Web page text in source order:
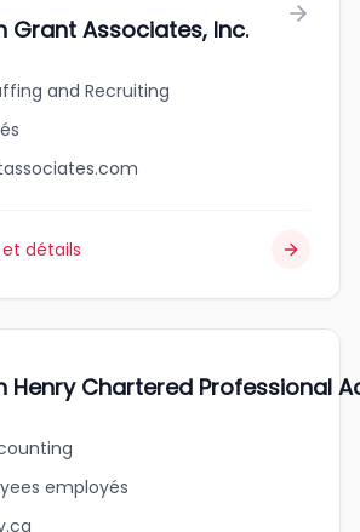
Grant Associates, Inc.
and Recruiting
détails
Henry Chartered Professional
employés